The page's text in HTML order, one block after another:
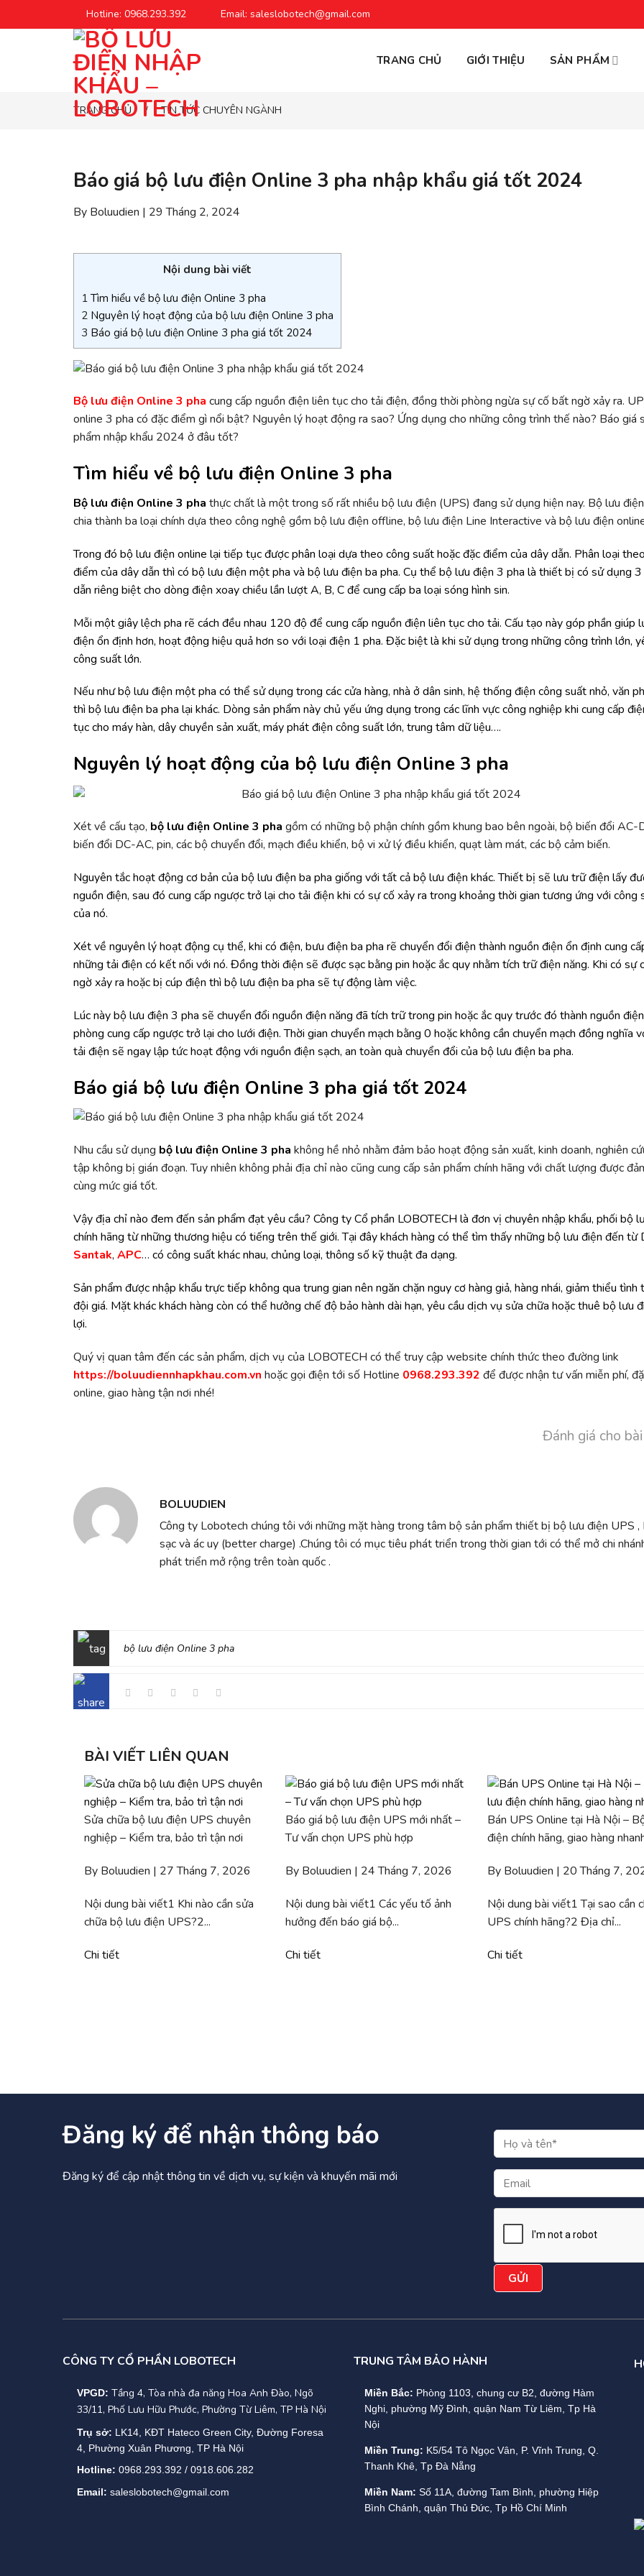
đến
Hotline: 0968.293.392 Email: saleslobotech@gmail.com
TRANG CHỦ GIỚI THIỆU SẢN PHẨM
TRANG CHỦ / TIN TỨC CHUYÊN NGÀNH
Báo giá bộ lưu điện Online 3 pha nhập khẩu giá tốt 2024
By Boluudien | 29 Tháng 2, 2024
Nội dung bài viết
1Tìm hiểu về bộ lưu điện Online 3 pha
2 Nguyên lý hoạt động của bộ lưu điện Online 3 pha
3 Báo giá bộ lưu điện Online 3 pha giá tốt 2024
Bộ lưu điện Online 3 pha cung cấp nguồn điện liên tục cho tải điện, đồng thời phòng ngừa sự cố bất ngờ xảy ra.
online 3 pha có đặc điểm gì nổi bật? Nguyên lý hoạt động ra sao? Ứng dụng cho những công trình thế nào? Báo giá
phẩm nhập khẩu 2024 ở đâu tốt?
Tìm hiểu về bộ lưu điện Online 3 pha
Bộ lưu điện Online 3 pha thực chất là một trong số rất nhiều bộ lưu điện (UPS) đang sử dụng hiện nay. Bộ lưu
chia thành ba loại chính dựa theo công nghệ gồm bộ lưu điện offline, bộ lưu điện Line Interactive và bộ lưu điện
Trong đó bộ lưu điện online lại tiếp tục được phân loại dựa theo công suất hoặc đặc điểm của dây dẫn. Phân loại
điểm của dây dẫn thì có bộ lưu điện một pha và bộ lưu điện ba pha. Cụ thể bộ lưu điện 3 pha là thiết bị có sử dụng
dẫn riêng biệt cho dòng điện xoay chiều lần lượt A, B, C để cung cấp ba loại sóng hình sin.
Mỗi một giây lệch pha rẽ cách đều nhau 120 độ để cung cấp nguồn điện liên tục cho tải. Cấu tạo này góp phần giúp
điện ổn định hơn, hoạt động hiệu quả hơn so với loại điện 1 pha. Đặc biệt là khi sử dụng trong những công trình lớn,
công suất lớn.
Nếu như bộ lưu điện một pha có thể sử dụng trong các cửa hàng, nhà ở dân sinh, hệ thống điện công suất nhỏ, văn
thì bộ lưu điện ba pha lại khác. Dòng sản phẩm này chủ yếu ứng dụng trong các lĩnh vực công nghiệp khi cung cấp
tục cho máy hàn, dây chuyền sản xuất, máy phát điện công suất lớn, trung tâm dữ liệu….
Nguyên lý hoạt động của bộ lưu điện Online 3 pha
Xét về cấu tạo, bộ lưu điện Online 3 pha gồm có những bộ phận chính gồm khung bao bên ngoài, bộ biến đổi AC-
biến đổi DC-AC, pin, các bộ chuyển đổi, mạch điều khiển, bộ vi xử lý điều khiển, quạt làm mát, các bộ cảm biến.
Nguyên tắc hoạt động cơ bản của bộ lưu điện ba pha giống với tất cả bộ lưu điện khác. Thiết bị sẽ lưu trữ điện lấy
nguồn điện, sau đó cung cấp ngược trở lại cho tải điện khi có sự cố xảy ra trong khoảng thời gian tương ứng với công
của nó.
Xét về nguyên lý hoạt động cụ thể, khi có điện, bưu điện ba pha rẽ chuyển đổi điện thành nguồn điện ổn định cung
những tải điện có kết nối với nó. Đồng thời điện sẽ được sạc bằng pin hoặc ắc quy nhằm tích trữ điện năng. Khi có sự
ngờ xảy ra hoặc bị cúp điện thì bộ lưu điện ba pha sẽ tự động làm việc.
Lúc này bộ lưu điện 3 pha sẽ chuyển đổi nguồn điện năng đã tích trữ trong pin hoặc ắc quy trước đó thành nguồn
phòng cung cấp ngược trở lại cho lưới điện. Thời gian chuyển mạch bằng 0 hoặc không cần chuyển mạch đồng nghĩa
tải điện sẽ ngay lập tức hoạt động với nguồn điện sạch, an toàn quà chuyển đổi của bộ lưu điện ba pha.
Báo giá bộ lưu điện Online 3 pha giá tốt 2024
Nhu cầu sử dụng bộ lưu điện Online 3 pha không hề nhỏ nhằm đảm bảo hoạt động sản xuất, kinh doanh, nghiên
tập không bị gián đoạn. Tuy nhiên không phải địa chỉ nào cũng cung cấp sản phẩm chính hãng với chất lượng được
cùng mức giá tốt.
Vậy địa chỉ nào đem đến sản phẩm đạt yêu cầu? Công ty Cổ phần LOBOTECH là đơn vị chuyên nhập khẩu, phối bộ
chính hãng từ những thương hiệu có tiếng trên thế giới. Tại đây khách hàng có thể tìm thấy những bộ lưu điện đến từ
Santak, APC… có công suất khác nhau, chủng loại, thông số kỹ thuật đa dạng.
Sản phẩm được nhập khẩu trực tiếp không qua trung gian nên ngăn chặn nguy cơ hàng giả, hàng nhái, giảm thiểu tình
đội giá. Mặt khác khách hàng còn có thể hưởng chế độ bảo hành dài hạn, yêu cầu dịch vụ sửa chữa hoặc thuê bộ lưu
lợi.
Quý vị quan tâm đến các sản phẩm, dịch vụ của LOBOTECH có thể truy cập website chính thức theo đường link
https://boluudiennhapkhau.com.vn hoặc gọi điện tới số Hotline 0968.293.392 để được nhận tư vấn miễn phí,
online, giao hàng tận nơi nhé!
Đánh giá cho
BOLUUDIEN
Công ty Lobotech chúng tôi với những mặt hàng trong tâm bộ sản phẩm thiết bị bộ lưu điện UPS ,
sạc và ác uy (better charge) .Chúng tôi có mục tiêu phát triển trong thời gian tới có thể mở chi
phát triển mở rộng trên toàn quốc .
bộ lưu điện Online 3 pha
BÀI VIẾT LIÊN QUAN
Sửa chữa bộ lưu điện UPS chuyên
nghiệp – Kiểm tra, bảo trì tận nơi
By Boluudien | 27 Tháng 7, 2026
Nội dung bài viết1 Khi nào cần sửa
chữa bộ lưu điện UPS?2...
Chi tiết
Báo giá bộ lưu điện UPS mới nhất –
Tư vấn chọn UPS phù hợp
By Boluudien | 24 Tháng 7, 2026
Nội dung bài viết1 Các yếu tố ảnh
hưởng đến báo giá bộ...
Chi tiết
Bán UPS Online tại Hà Nội –
điện chính hãng, giao hàng
By Boluudien | 20 Tháng 7,
Nội dung bài viết1 Tại sao cần
UPS chính hãng?2 Địa chỉ...
Chi tiết
Đăng ký để nhận thông báo
Đăng ký để cập nhật thông tin về dịch vụ, sự kiện và khuyến mãi mới
CÔNG TY CỔ PHẦN LOBOTECH
VPGD: Tầng 4, Tòa nhà đa năng Hoa Anh Đào, Ngõ
33/11, Phố Lưu Hữu Phước, Phường Từ Liêm, TP Hà Nội
Trụ sở: LK14, KĐT Hateco Green City, Đường Foresa
4, Phường Xuân Phương, TP Hà Nội
Hotline: 0968.293.392 / 0918.606.282
Email: saleslobotech@gmail.com
TRUNG TÂM BẢO HÀNH
Miền Bắc: Phòng 1103, chung cư B2, đường Hàm
Nghi, phường Mỹ Đình, quận Nam Từ Liêm, Tp Hà
Nội
Miền Trung: K5/54 Tô Ngọc Vân, P. Vĩnh Trung, Q.
Thanh Khê, Tp Đà Nẵng
Miền Nam: Số 11A, đường Tam Bình, phường Hiệp
Bình Chánh, quận Thủ Đức, Tp Hồ Chí Minh